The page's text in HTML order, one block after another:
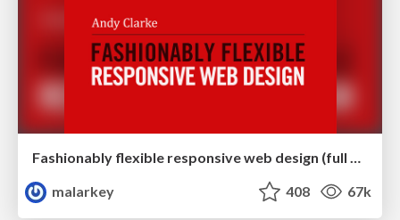
Fashionably flexible responsive web design (full day workshop)
malarkey
408 67k